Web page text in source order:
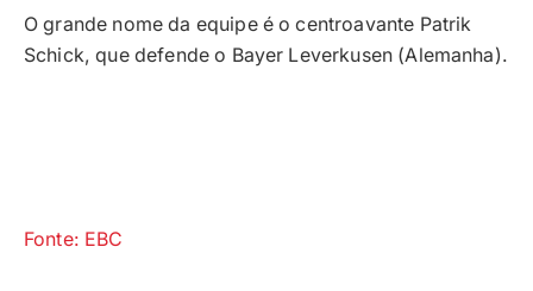
O grande nome da equipe é o centroavante Patrik
Schick, que defende o Bayer Leverkusen (Alemanha).
Fonte: EBC